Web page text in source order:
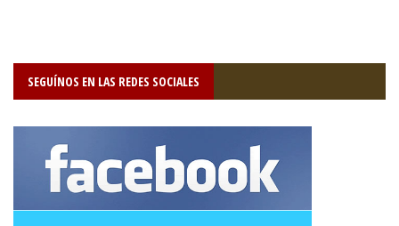
SEGUÍNOS EN LAS REDES SOCIALES